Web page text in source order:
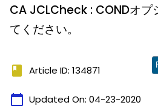
CA JCLCheck : CONDオプ
てください。
book Article ID: 134871
calendar_today Updated On: 04-23-2020